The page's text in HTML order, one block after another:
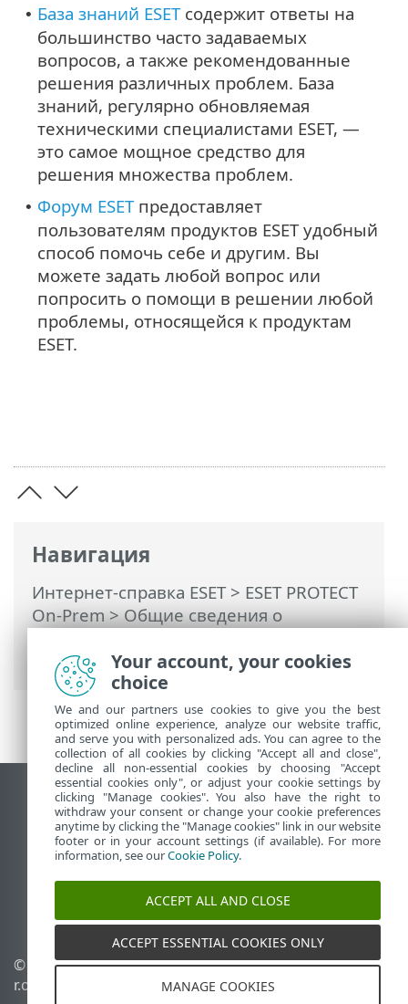
Навигация
Интернет-справка ESET> ESET PROTECT
On-Prem>Общие сведения о
> Справка о программе
• База знаний ESETсодержит ответы на
большинство часто задаваемых
вопросов, а также рекомендованные
решения различных проблем. База
знаний, регулярно обновляемая
техническими специалистами ESET, —
это самое мощное средство для
решения множества проблем.
• Форум ESETпредоставляет
пользователям продуктов ESET удобный
способ помочь себе и другим. Вы
можете задать любой вопрос или
попросить о помощи в решении любой
проблемы, относящейся к продуктам
ESET.
Использовать сайт для ПК
End of Life
База знаний ESET
ESET Status Portal
Региональная поддержка
© 1992 - 2026 ESET, spol. s
r.o. - Все права защищены.
Управлять файлами
Your account, your cookies
choice
We and our partners use cookies to give you the best
optimized online experience, analyze our website traffic,
and serve you with personalized ads. You can agree to the
collection of all cookies by clicking "Accept all and close",
decline all non-essential cookies by choosing "Accept
essential cookies only", or adjust your cookie settings by
clicking "Manage cookies". You also have the right to
withdraw your consent or change your cookie preferences
anytime by clicking the "Manage cookies" link in our website
footer or in your account settings (if available). For more
information, see ourCookie Policy.
ACCEPT ALL AND CLOSE
ACCEPT ESSENTIAL COOKIES ONLY
MANAGE COOKIES